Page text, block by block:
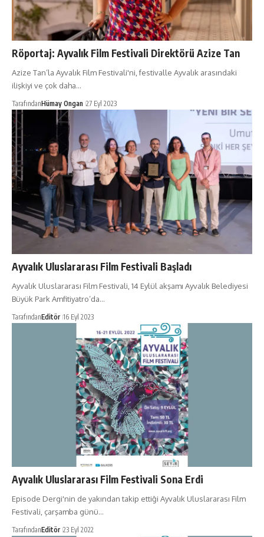
Röportaj: Ayvalık Film Festivali Direktörü Azize Tan
Azize Tan’la Ayvalık Film Festivali'ni, festivalle Ayvalık arasındaki
ilişkiyi ve çok daha…
TarafındanHümay Ongan 27 Eyl 2023
Ayvalık Uluslararası Film Festivali Başladı
Ayvalık Uluslararası Film Festivali, 14 Eylül akşamı Ayvalık Belediyesi
Büyük Park Amfitiyatro’da…
TarafındanEditör 16 Eyl 2023
Ayvalık Uluslararası Film Festivali Sona Erdi
Episode Dergi'nin de yakından takip ettiği Ayvalık Uluslararası Film
Festivali, çarşamba günü…
TarafındanEditör 23 Eyl 2022